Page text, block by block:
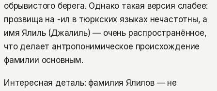
обрывистого берега. Однако такая версия слабее:
прозвища на -ил в тюркских языках нечастотны, а
имя Ялиль (Джалиль) — очень распространённое,
что делает антропонимическое происхождение
фамилии основным.
Интересная деталь: фамилия Ялилов — не